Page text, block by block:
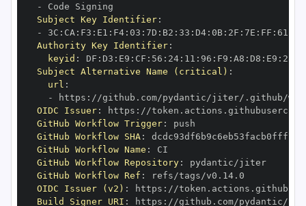
-
Subject Key Identifier:
-
3C : CA : F3 : E1 : F4: 03 : 7D : B2 : 33 : D4: 0B: 2F : 7E : FF : 61
Authority Key Identifier:
keyid : DF : D3 : E9 : CF : 56 : 24: 11 : 96 : F9 : A8 : D8 : E9 : 28
Subject Alternative Name (critical) :
url :
-
https :
OIDC Issuer: https :
GitHub Workflow Trigger:
GitHub Workflow SHA:
GitHub Workflow Name :
GitHub Workflow Repository:
pydantic/jiter
GitHub Workflow Ref :
OIDC Issuer (v2) : https :
Build Signer URI : https :